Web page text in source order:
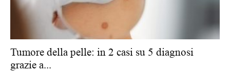
Tumore della pelle: in 2 casi su 5 diagnosi
grazie a...